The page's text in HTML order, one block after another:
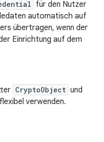
für den Nutzer
automatisch auf
übertragen, wenn der
Einrichtung auf dem
CryptoObject und
flexibel verwenden.